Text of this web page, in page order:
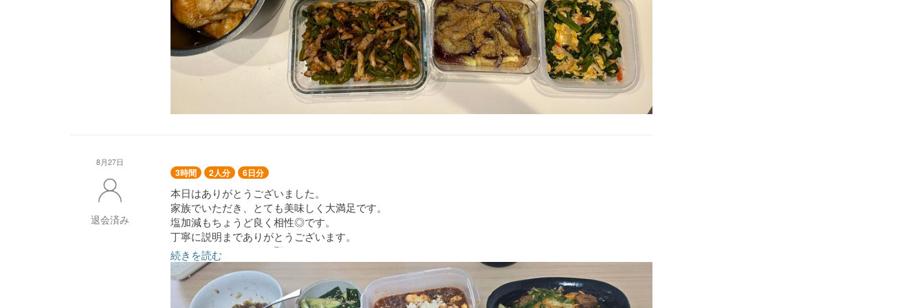
8月27日
退会済み
3時間 2人分 6日分
本日はありがとうございました。
家族でいただき、とても美味しく大満足です。
塩加減もちょうど良く相性◎です。
丁寧に説明までありがとうございます。
またどうぞよろしくお願いいたします。
●肉じゃが
●麻婆豆腐
●回鍋肉
続きを読む